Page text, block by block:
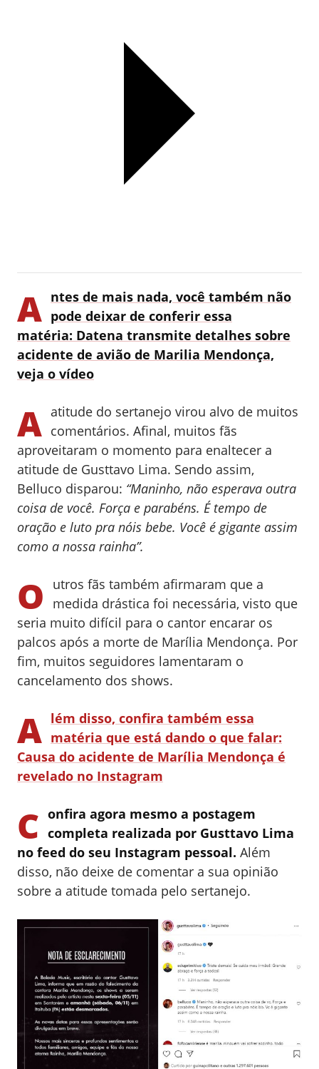
A ntes de mais nada, você também não
pode deixar de conferir essa
matéria: Datena transmite detalhes sobre
acidente de avião de Marilia Mendonça,
veja o vídeo
A atitude do sertanejo virou alvo de muitos
comentários. Afinal, muitos fãs
aproveitaram o momento para enaltecer a
atitude de Gusttavo Lima. Sendo assim,
Belluco disparou: “Maninho, não esperava outra
coisa de você. Força e parabéns. É tempo de
oração e luto pra nóis bebe. Você é gigante assim
como a nossa rainha”.
O
utros fãs também afirmaram que a
medida drástica foi necessária, visto que
seria muito difícil para o cantor encarar os
palcos após a morte de Marília Mendonça. Por
fim, muitos seguidores lamentaram o
cancelamento dos shows.
A lém disso, confira também essa
matéria que está dando o que falar:
Causa do acidente de Marília Mendonça é
revelado no Instagram
C onfira agora mesmo a postagem
completa realizada por Gusttavo Lima
no feed do seu Instagram pessoal. Além
disso, não deixe de comentar a sua opinião
sobre a atitude tomada pelo sertanejo.